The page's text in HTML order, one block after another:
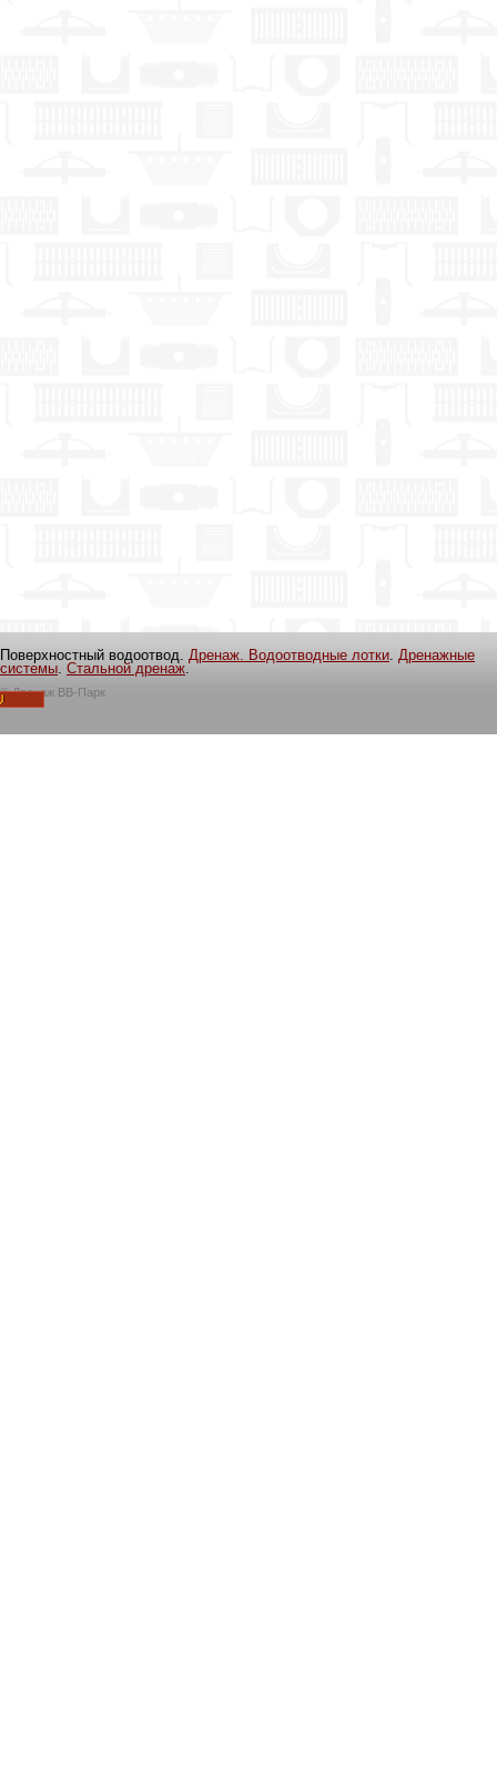
Поверхностный водоотвод. Дренаж. Водоотводные лотки. Дренажные
системы. Стальной дренаж.
©Дренаж ВВ-Парк